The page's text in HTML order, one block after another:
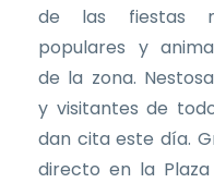
de las fiestas
populares y
de la zona.
y visitantes de
dan cita este día.
directo en la